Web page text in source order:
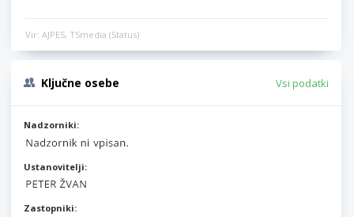
Vir: AJPES, TSmedia (Status)
Ključne osebe Vsi podatki
Nadzorniki:
Ustanovitelji:
Zastopniki: